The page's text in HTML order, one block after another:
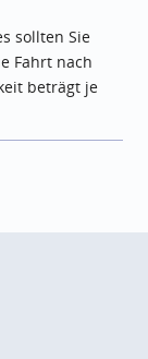
sollten Sie
Fahrt nach
beträgt je